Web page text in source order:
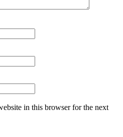
in this browser for the next